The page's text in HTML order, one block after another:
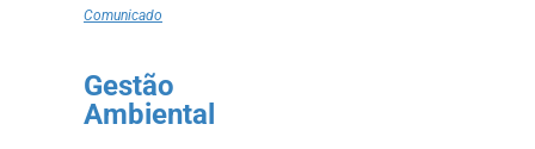
Comunicado
Gestão
Ambiental